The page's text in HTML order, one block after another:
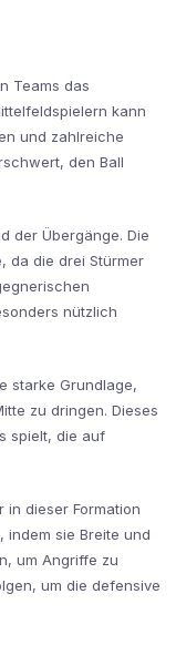
Teams das
kann
und zahlreiche
den Ball
der Übergänge. Die
da die drei Stürmer
nützlich
starke Grundlage,
zu dringen. Dieses
spielt, die auf
dieser Formation
sie Breite und
um Angriffe zu
um die defensive